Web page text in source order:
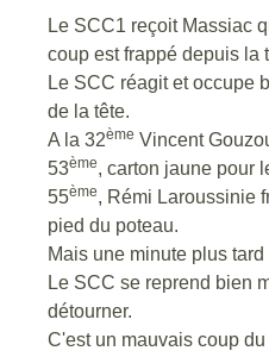
Le SCC1 reçoit Massiac
coup est frappé depuis la
Le SCC réagit et occupe
de la tête.
A la 32ème Vincent
53ème, carton jaune pour
55ème, Rémi Laroussinie
pied du poteau.
Mais une minute plus
Le SCC se reprend bien
détourner.
C'est un mauvais coup